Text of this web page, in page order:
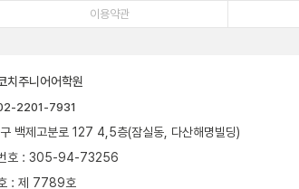
이용약관
치주니어어학원
2201-7931
백제고분로 127 4,5층(잠실동, 다산해명빌딩)
호 : 305-94-73256
: 제 7789호